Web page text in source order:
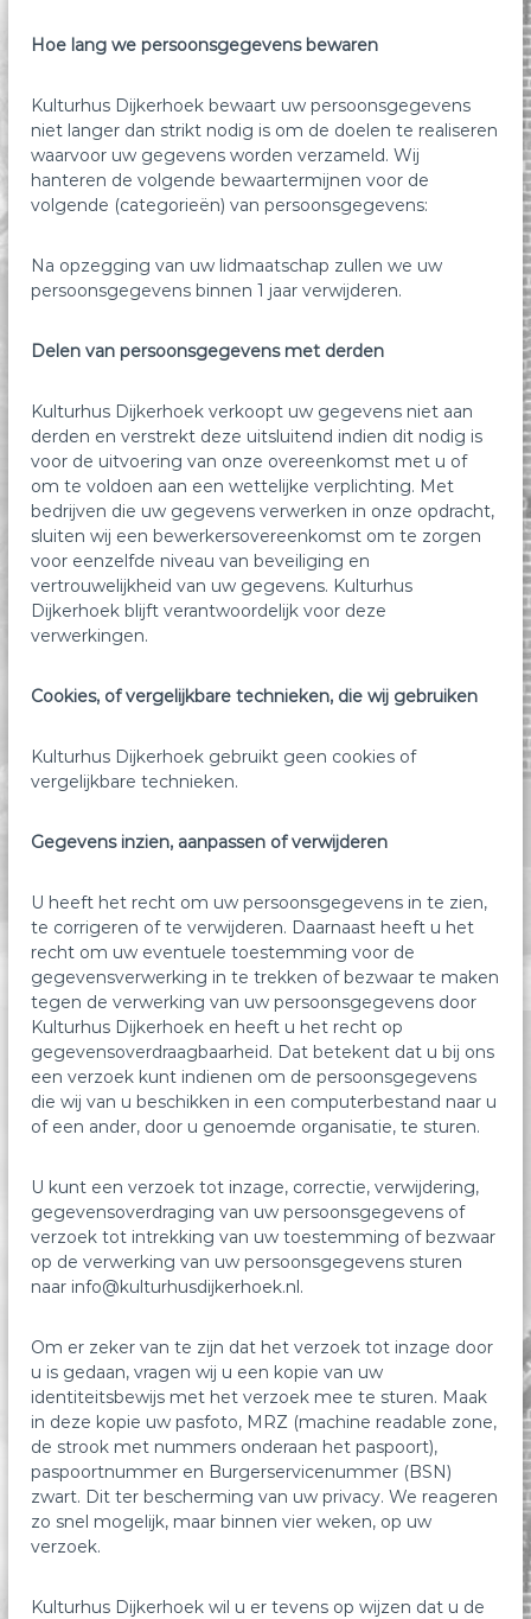
Hoe lang we persoonsgegevens bewaren
Kulturhus Dijkerhoek bewaart uw persoonsgegevens
niet langer dan strikt nodig is om de doelen te realiseren
waarvoor uw gegevens worden verzameld. Wij
hanteren de volgende bewaartermijnen voor de
volgende (categorieën) van persoonsgegevens:
Na opzegging van uw lidmaatschap zullen we uw
persoonsgegevens binnen 1 jaar verwijderen.
Delen van persoonsgegevens met derden
Kulturhus Dijkerhoek verkoopt uw gegevens niet aan
derden en verstrekt deze uitsluitend indien dit nodig is
voor de uitvoering van onze overeenkomst met u of
om te voldoen aan een wettelijke verplichting. Met
bedrijven die uw gegevens verwerken in onze opdracht,
sluiten wij een bewerkersovereenkomst om te zorgen
voor eenzelfde niveau van beveiliging en
vertrouwelijkheid van uw gegevens. Kulturhus
Dijkerhoek blijft verantwoordelijk voor deze
verwerkingen.
Cookies, of vergelijkbare technieken, die wij gebruiken
Kulturhus Dijkerhoek gebruikt geen cookies of
vergelijkbare technieken.
Gegevens inzien, aanpassen of verwijderen
U heeft het recht om uw persoonsgegevens in te zien,
te corrigeren of te verwijderen. Daarnaast heeft u het
recht om uw eventuele toestemming voor de
gegevensverwerking in te trekken of bezwaar te maken
tegen de verwerking van uw persoonsgegevens door
Kulturhus Dijkerhoek en heeft u het recht op
gegevensoverdraagbaarheid. Dat betekent dat u bij ons
een verzoek kunt indienen om de persoonsgegevens
die wij van u beschikken in een computerbestand naar u
of een ander, door u genoemde organisatie, te sturen.
U kunt een verzoek tot inzage, correctie, verwijdering,
gegevensoverdraging van uw persoonsgegevens of
verzoek tot intrekking van uw toestemming of bezwaar
op de verwerking van uw persoonsgegevens sturen
naar info@kulturhusdijkerhoek.nl.
Om er zeker van te zijn dat het verzoek tot inzage door
u is gedaan, vragen wij u een kopie van uw
identiteitsbewijs met het verzoek mee te sturen. Maak
in deze kopie uw pasfoto, MRZ (machine readable zone,
de strook met nummers onderaan het paspoort),
paspoortnummer en Burgerservicenummer (BSN)
zwart. Dit ter bescherming van uw privacy. We reageren
zo snel mogelijk, maar binnen vier weken, op uw
verzoek.
Kulturhus Dijkerhoek wil u er tevens op wijzen dat u de